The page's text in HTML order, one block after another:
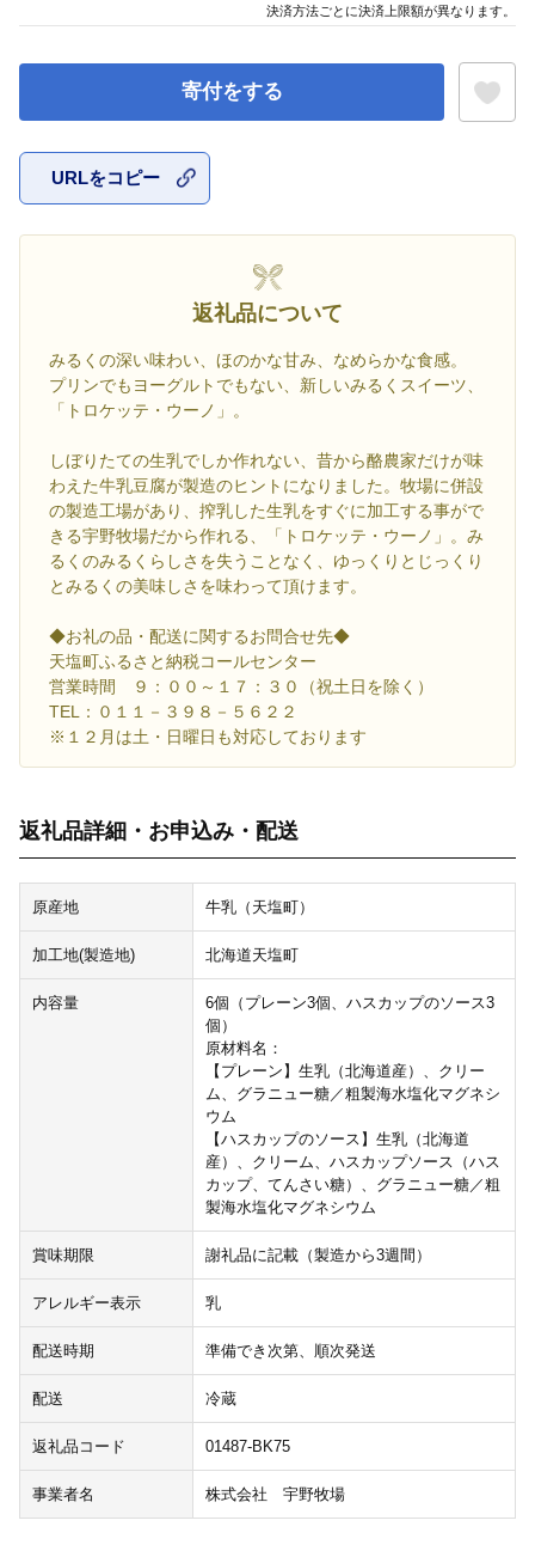
寄付をする
URLをコピー
返礼品について
みるくの深い味わい、ほのかな甘み、なめらかな食感。
プリンでもヨーグルトでもない、新しいみるくスイーツ、
「トロケッテ・ウーノ」。
しぼりたての生乳でしか作れない、昔から酪農家だけが味
わえた牛乳豆腐が製造のヒントになりました。牧場に併設
の製造工場があり、搾乳した生乳をすぐに加工する事がで
きる宇野牧場だから作れる、「トロケッテ・ウーノ」。み
るくのみるくらしさを失うことなく、ゆっくりとじっくり
とみるくの美味しさを味わって頂けます。
◆お礼の品・配送に関するお問合せ先◆
天塩町ふるさと納税コールセンター
営業時間 ９：００～１７：３０（祝土日を除く）
TEL：０１１－３９８－５６２２
※１２月は土・日曜日も対応しております
返礼品詳細・お申込み・配送
原産地 牛乳（天塩町）
加工地(製造地) 北海道天塩町
内容量
6個（プレーン3個、ハスカップのソース3
個）
原材料名：
【プレーン】生乳（北海道産）、クリー
ム、グラニュー糖／粗製海水塩化マグネシ
ウム
【ハスカップのソース】生乳（北海道
産）、クリーム、ハスカップソース（ハス
カップ、てんさい糖）、グラニュー糖／粗
製海水塩化マグネシウム
賞味期限 謝礼品に記載（製造から3週間）
アレルギー表示 乳
配送時期 準備でき次第、順次発送
配送 冷蔵
返礼品コード 01487-BK75
事業者名 株式会社 宇野牧場
決済方法ごとに決済上限額が異なります。